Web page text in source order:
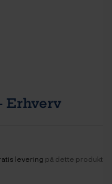
Erhverv
levering på dette produkt